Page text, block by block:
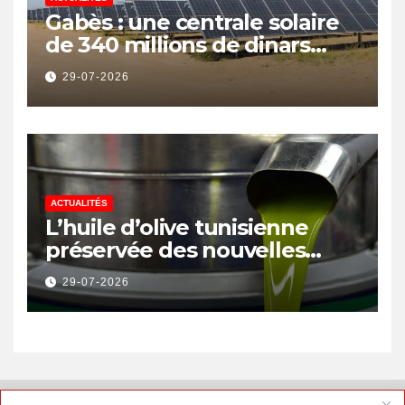
Gabès : une centrale solaire
de 340 millions de dinars
pour renforcer la transition
énergétique et créer 400
emplois
29-07-2026
ACTUALITÉS
L’huile d’olive tunisienne
préservée des nouvelles
surtaxes américaines de
Donald Trump
29-07-2026